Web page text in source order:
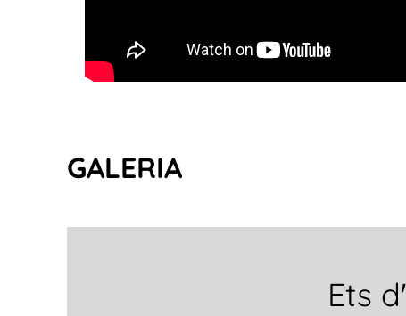
GALERIA
Ets